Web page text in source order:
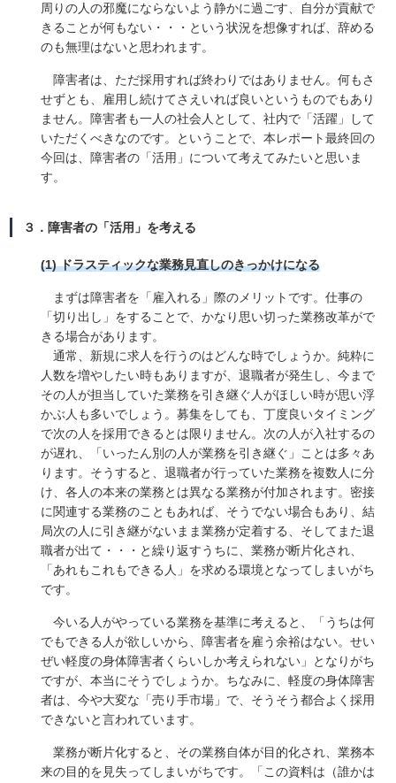
周りの人の邪魔にならないよう静かに過ごす、自分が貢献で
きることが何もない・・・という状況を想像すれば、辞める
のも無理はないと思われます。
障害者は、ただ採用すれば終わりではありません。何もさ
せずとも、雇用し続けてさえいれば良いというものでもあり
ません。障害者も一人の社会人として、社内で「活躍」して
いただくべきなのです。ということで、本レポート最終回の
今回は、障害者の「活用」について考えてみたいと思いま
す。
３．障害者の「活用」を考える
(1) ドラスティックな業務見直しのきっかけになる
まずは障害者を「雇入れる」際のメリットです。仕事の
「切り出し」をすることで、かなり思い切った業務改革がで
きる場合があります。
通常、新規に求人を行うのはどんな時でしょうか。純粋に
人数を増やしたい時もありますが、退職者が発生し、今まで
その人が担当していた業務を引き継ぐ人がほしい時が思い浮
かぶ人も多いでしょう。募集をしても、丁度良いタイミング
で次の人を採用できるとは限りません。次の人が入社するの
が遅れ、「いったん別の人が業務を引き継ぐ」ことは多々あ
ります。そうすると、退職者が行っていた業務を複数人に分
け、各人の本来の業務とは異なる業務が付加されます。密接
に関連する業務のこともあれば、そうでない場合もあり、結
局次の人に引き継がないまま業務が定着する、そしてまた退
職者が出て・・・と繰り返すうちに、業務が断片化され、
「あれもこれもできる人」を求める環境となってしまいがち
です。
今いる人がやっている業務を基準に考えると、「うちは何
でもできる人が欲しいから、障害者を雇う余裕はない。せい
ぜい軽度の身体障害者くらいしか考えられない」となりがち
ですが、本当にそうでしょうか。ちなみに、軽度の身体障害
者は、今や大変な「売り手市場」で、そうそう都合よく採用
できないと言われています。
業務が断片化すると、その業務自体が目的化され、業務本
来の目的を見失ってしまいがちです。「この資料は（誰かは